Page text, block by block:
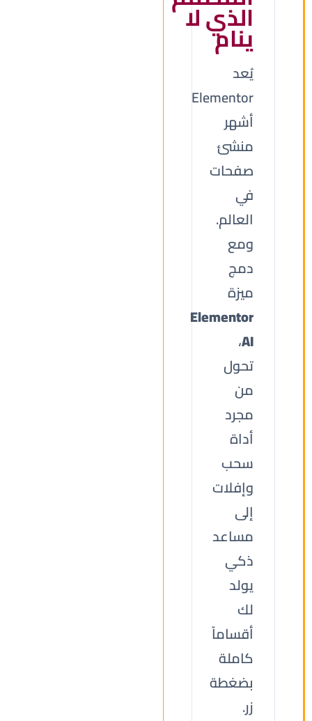
الذي لا
ينام
يُعد
Elementor
أشهر
منشئ
صفحات
في
العالم.
ومع
دمج
ميزة
Elementor
AI،
تحول
من
مجرد
أداة
سحب
وإفلات
إلى
مساعد
ذكي
يولد
لك
أقساماً
كاملة
بضغطة
زر.